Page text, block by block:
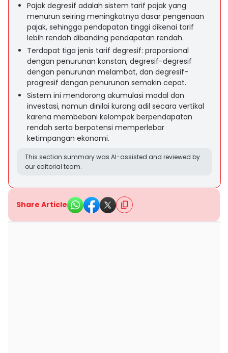
Pajak degresif adalah sistem tarif pajak yang
menurun seiring meningkatnya dasar pengenaan
pajak, sehingga pendapatan tinggi dikenai tarif
lebih rendah dibanding pendapatan rendah.
Terdapat tiga jenis tarif degresif: proporsional
dengan penurunan konstan, degresif-degresif
dengan penurunan melambat, dan degresif-
progresif dengan penurunan semakin cepat.
Sistem ini mendorong akumulasi modal dan
investasi, namun dinilai kurang adil secara vertikal
karena membebani kelompok berpendapatan
rendah serta berpotensi memperlebar
ketimpangan ekonomi.
This section summary was AI-assisted and reviewed by
our editorial team.
Share Article